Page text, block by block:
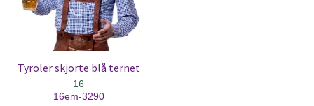
Tyroler skjorte blå ternet
16
16em-3290